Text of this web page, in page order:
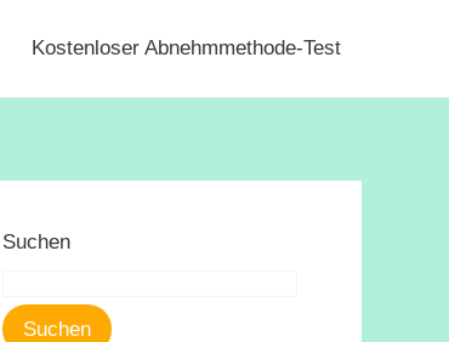
Kostenloser Abnehmmethode-Test
Suchen
Suchen